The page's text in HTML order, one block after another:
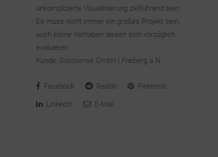
unkomplizierte Visualisierung zielführend sein:
Es muss nicht immer ein großes Projekt sein,
auch kleine Vorhaben lassen sich vorzüglich
evaluieren.
Kunde: Solidsense GmbH | Freiberg a.N.
Facebook Reddit Pinterest
LinkedIn E-Mail